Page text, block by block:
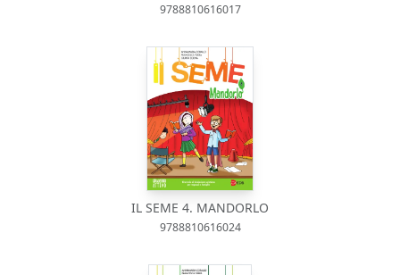
9788810616017
IL SEME 4. MANDORLO
9788810616024